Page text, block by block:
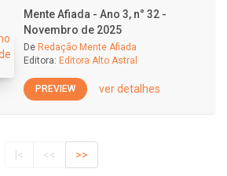
Mente Afiada - Ano 3, n° 32 -
Novembro de 2025
De Redação Mente Afiada
Editora: Editora Alto Astral
PREVIEW ver detalhes
|< << >>